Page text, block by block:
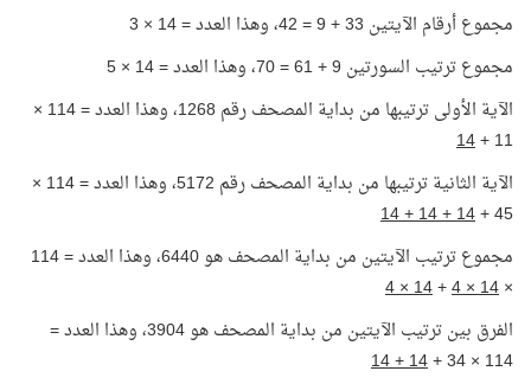
مجموع أرقام الآيتين 33 + 9 = 42، وهذا العدد = 14 × 3
مجموع ترتيب السورتين 9 + 61 = 70، وهذا العدد = 14 × 5
الآية الأولى ترتيبها من بداية المصحف رقم 1268، وهذا العدد = 114 ×
11 +
14
الآية الثانية ترتيبها من بداية المصحف رقم 5172، وهذا العدد = 114 ×
45 +
14 + 14 + 14
مجموع ترتيب الآيتين من بداية المصحف هو 6440، وهذا العدد = 114
×
14 × 4
+
14 × 4
الفرق بين ترتيب الآيتين من بداية المصحف هو 3904، وهذا العدد =
114 × 34 +
14 + 14